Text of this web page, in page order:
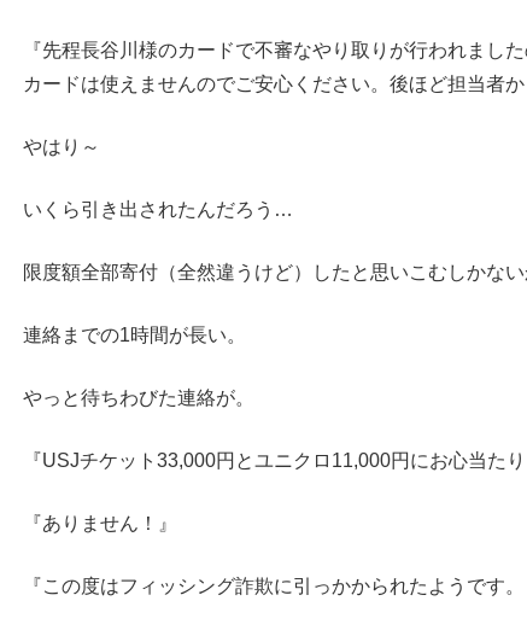
『先程長谷川様のカードで不審なやり取りが行われまし
カードは使えませんのでご安心ください。後ほど担当者
やはり～
いくら引き出されたんだろう…
限度額全部寄付（全然違うけど）したと思いこむしかな
連絡までの1時間が長い。
やっと待ちわびた連絡が。
『USJチケット33,000円とユニクロ11,000円にお心当た
『ありません！』
『この度はフィッシング詐欺に引っかかられたようです。